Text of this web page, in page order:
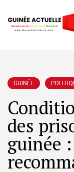
GUINÉE
des
guinée